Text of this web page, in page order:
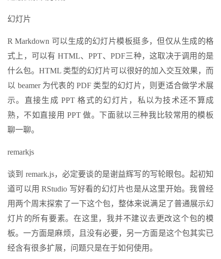
幻灯片
R Markdown 可以生成的幻灯片模板挺多，但仅从生成的格
式上，可以有 HTML、PPT、PDF三种，这取决于调用的是
什么包。HTML 类型的幻灯片可以很好的加入交互效果，而
以 beamer 为代表的 PDF 类型的幻灯片，则更适合做学术展
示。直接生成 PPT 格式的幻灯片，私以为技术还不算成
熟，不如直接用 PPT 做。下面就以三种我比较常用的模板
聊一聊。
remarkjs
谈到 remark.js，必定要谈的是谢益辉写的写轮眼包。起初知
道可以用 RStudio 写好看的幻灯片也是从这里开始。我曾经
用两个周末探索了一下这个包，整体来说满足了普通展示幻
灯片的所有要素。在这里，我并不建议去更改这个包的模
板。一方面是麻烦，且没有必要，另一方面是这个包其实已
经含有很多扩展，问题只是在于如何使用。